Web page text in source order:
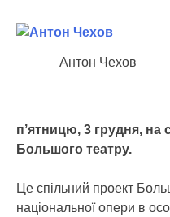
Антон Чехов
п’ятницю, 3 грудня, на
Большого театру.
Це спільний проект
національної опери в